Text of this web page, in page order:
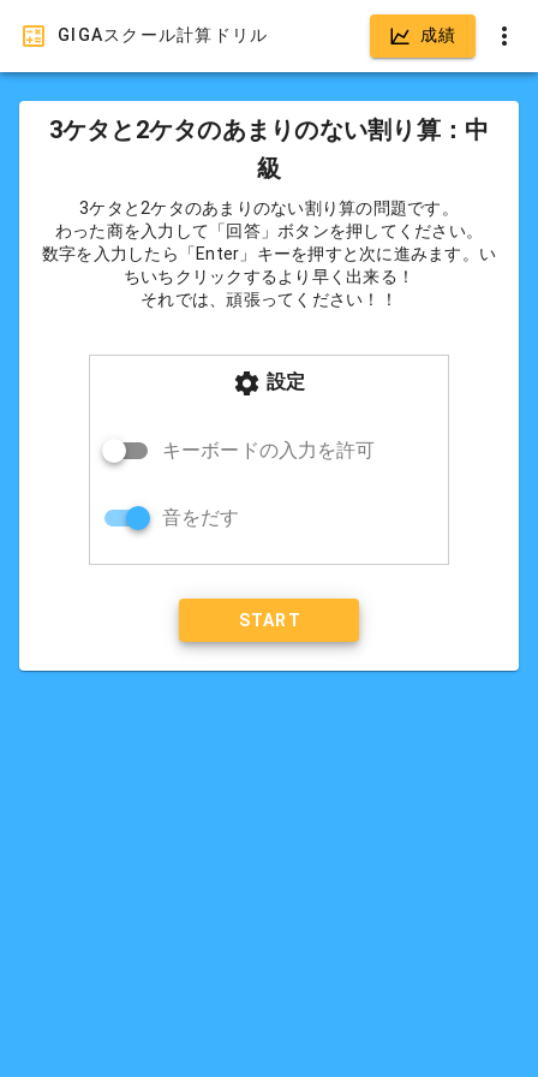
GIGAスクール計算ドリル 成績
3ケタと2ケタのあまりのない割り算：中
級
3ケタと2ケタのあまりのない割り算の問題です。
わった商を入力して「回答」ボタンを押してください。
数字を入力したら「Enter」キーを押すと次に進みます。い
ちいちクリックするより早く出来る！
それでは、頑張ってください！！
設定
キーボードの入力を許可
音をだす
START